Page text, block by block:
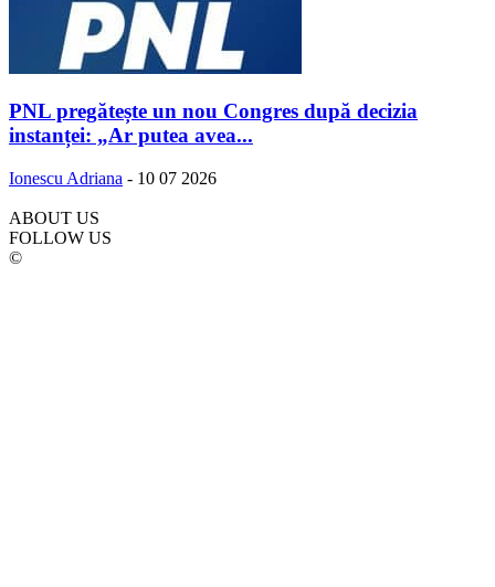
PNL pregătește un nou Congres după decizia
instanței: „Ar putea avea...
Ionescu Adriana - 10 07 2026
ABOUT US
FOLLOW US
©